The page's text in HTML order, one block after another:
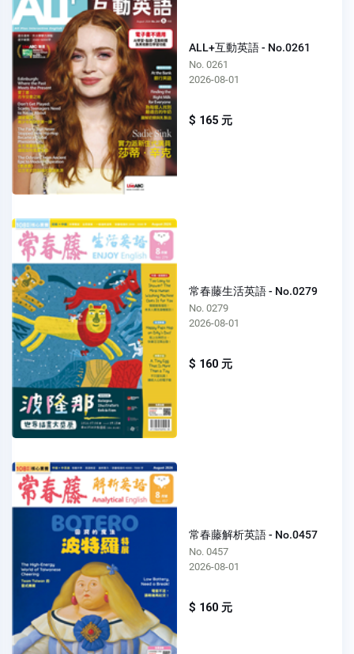
ALL+互動英語 - No.0261
No. 0261
2026-08-01
$ 165 元
常春藤生活英語 - No.0279
No. 0279
2026-08-01
$ 160 元
常春藤解析英語 - No.0457
No. 0457
2026-08-01
$ 160 元